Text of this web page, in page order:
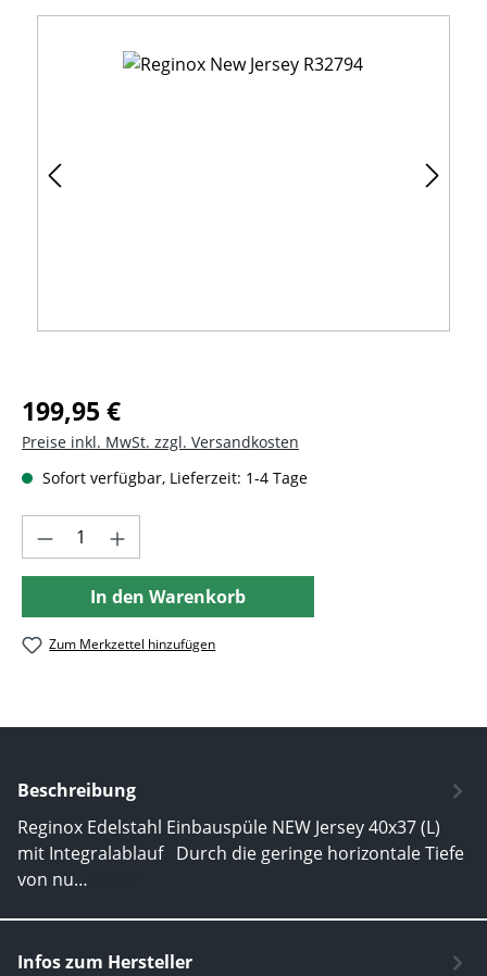
Regulärer Preis:
199,95 €
Preise inkl. MwSt. zzgl. Versandkosten
Sofort verfügbar, Lieferzeit: 1-4 Tage
Produkt Anzahl: Gib den gewünschten
In den Warenkorb
Zum Merkzettel hinzufügen
Beschreibung
Reginox Edelstahl Einbauspüle NEW Jersey 40x37 (L)
mit Integralablauf Durch die geringe horizontale Tiefe
von nu…
Infos zum Hersteller